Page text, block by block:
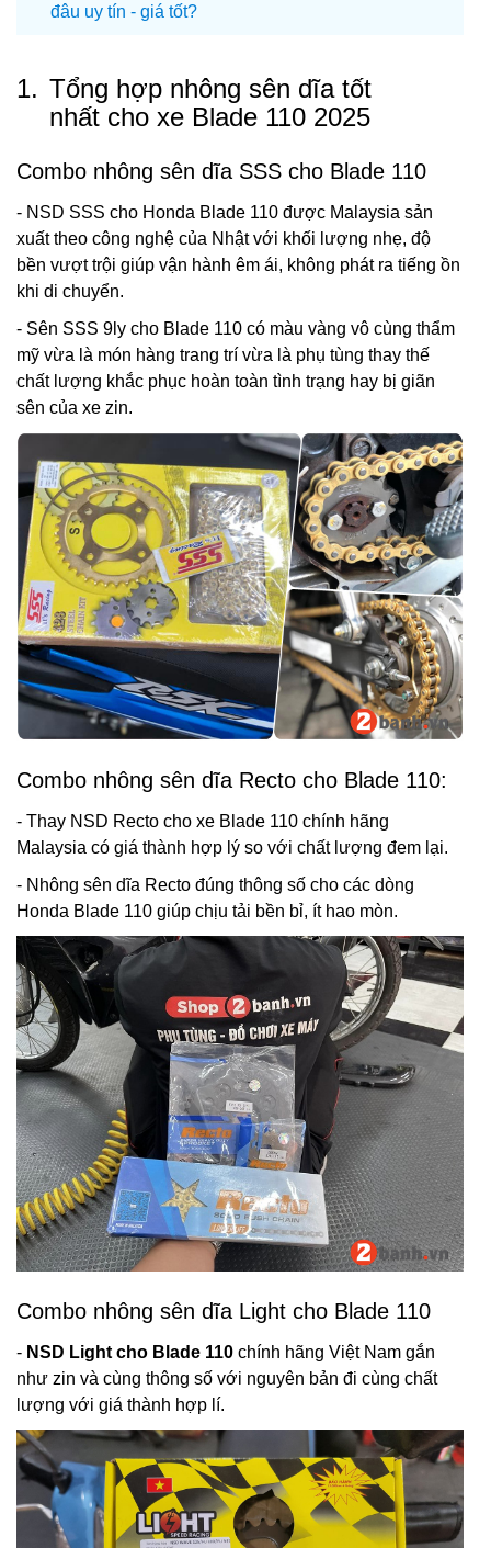
đâu uy tín - giá tốt?
1. Tổng hợp nhông sên dĩa tốt
nhất cho xe Blade 110 2025
Combo nhông sên dĩa SSS cho Blade 110
- NSD SSS cho Honda Blade 110 được Malaysia sản
xuất theo công nghệ của Nhật với khối lượng nhẹ, độ
bền vượt trội giúp vận hành êm ái, không phát ra tiếng ồn
khi di chuyển.
- Sên SSS 9ly cho Blade 110 có màu vàng vô cùng thẩm
mỹ vừa là món hàng trang trí vừa là phụ tùng thay thế
chất lượng khắc phục hoàn toàn tình trạng hay bị giãn
sên của xe zin.
Combo nhông sên dĩa Recto cho Blade 110:
- Thay NSD Recto cho xe Blade 110 chính hãng
Malaysia có giá thành hợp lý so với chất lượng đem lại.
- Nhông sên dĩa Recto đúng thông số cho các dòng
Honda Blade 110 giúp chịu tải bền bỉ, ít hao mòn.
Combo nhông sên dĩa Light cho Blade 110
- NSD Light cho Blade 110 chính hãng Việt Nam gắn
như zin và cùng thông số với nguyên bản đi cùng chất
lượng với giá thành hợp lí.